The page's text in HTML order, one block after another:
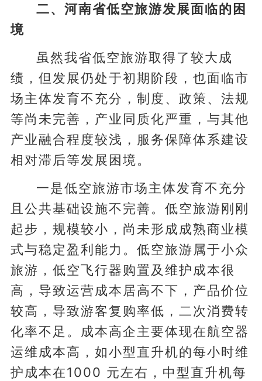
二、河南省低空旅游发展面临的困
境
虽然我省低空旅游取得了较大成
绩，但发展仍处于初期阶段，也面临市
场主体发育不充分，制度、政策、法规
等尚未完善，产业同质化严重，与其他
产业融合程度较浅，服务保障体系建设
相对滞后等发展困境。
一是低空旅游市场主体发育不充分
且公共基础设施不完善。低空旅游刚刚
起步，规模较小，尚未形成成熟商业模
式与稳定盈利能力。低空旅游属于小众
旅游，低空飞行器购置及维护成本很
高，导致运营成本居高不下，产品价位
较高，导致游客复购率低，二次消费转
化率不足。成本高企主要体现在航空器
运维成本高，如小型直升机的每小时维
护成本在1000 元左右，中型直升机每